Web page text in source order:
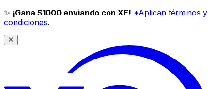
✨ ¡Gana $1000 enviando con XE! *Aplican términos y
condiciones.